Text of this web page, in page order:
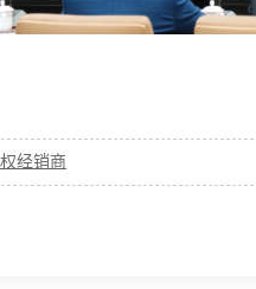
经销商